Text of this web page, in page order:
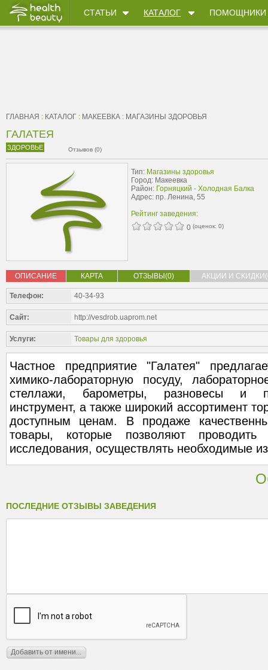
СТАТЬИ КАТАЛОГ ПОМОЩНИКИ
ГЛАВНАЯ : КАТАЛОГ : МАКЕЕВКА : МАГАЗИНЫ ЗДОРОВЬЯ
ГАЛАТЕЯ
ЗДОРОВЬЕ Отзывов (0)
Тип: Магазины здоровья
Город: Макеевка
Район: Горняцкий - Холодная Балка
Адрес: пр. Ленина, 55
Рейтинг заведения:
0 (оценок: 0)
ОПИСАНИЕ КАРТА ОТЗЫВЫ(0) АКЦИИ И
Телефон: 40-34-93
Сайт: http://vesdrob.uaprom.net
Услуги: Товары для здоровья
Частное предприятие "Галатея"
химико-лабораторную посуду,
стеллажи, барометры, разновесы и
инструмент, а также широкий ассортимент
доступным ценам. В продаже
товары, которые позволяют проводить
исследования, осуществлять необходимые
ПОСЛЕДНИЕ ОТЗЫВЫ ЗАВЕДЕНИЯ